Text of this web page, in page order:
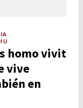
homo vivit
vive
en